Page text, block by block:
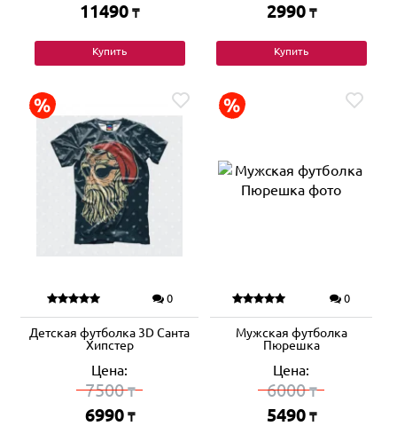
11490 ₸
Купить
2990 ₸
Купить
0
Детская футболка 3D Санта
Хипстер
Цена:
7500₸
6990 ₸
0
Мужская футболка
Пюрешка
Цена:
6000₸
5490 ₸